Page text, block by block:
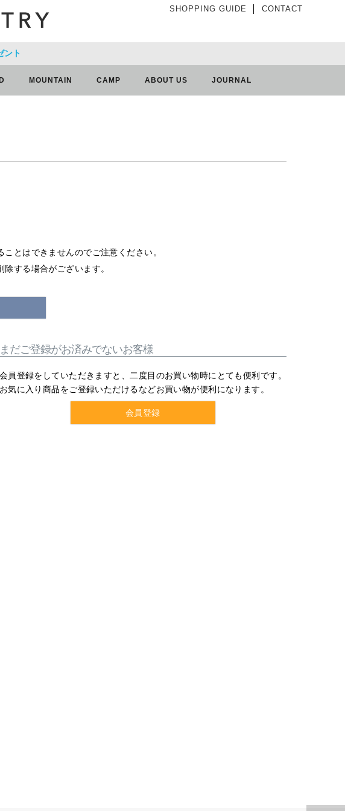
SHOPPING GUIDE CONTACT
ント
MOUNTAIN CAMP ABOUT US JOURNAL
とはできませんのでご注意ください。
する場合がございます。
まだご登録がお済みでないお客様
会員登録をしていただきますと、二度目のお買い物時にとても便利です。
お気に入り商品をご登録いただけるなどお買い物が便利になります。
会員登録